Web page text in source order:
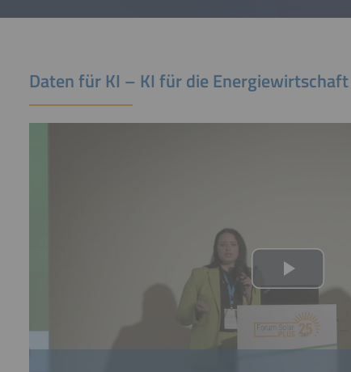
Daten für KI – KI für die Energiewirtschaft